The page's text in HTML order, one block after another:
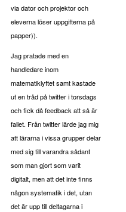
via dator och projektor och
eleverna löser uppgifterna på
papper)).
Jag pratade med en
handledare inom
matematiklyftet samt kastade
ut en tråd på twitter i torsdags
och fick då feedback att så är
fallet. Från twitter lärde jag mig
att lärarna i vissa grupper delar
med sig till varandra sådant
som man gjort som varit
digitalt, men att det inte finns
någon systematik i det, utan
det är upp till deltagarna i